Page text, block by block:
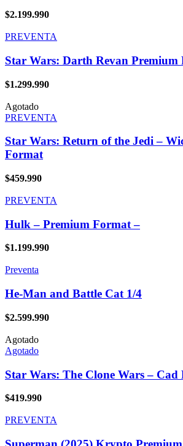
$2.199.990
PREVENTA
Star Wars: Darth Revan Premium
$1.299.990
Agotado
PREVENTA
Star Wars: Return of the Jedi –
Format
$459.990
PREVENTA
Hulk – Premium Format –
$1.199.990
Preventa
He-Man and Battle Cat 1/4
$2.599.990
Agotado
Agotado
Star Wars: The Clone Wars – Cad
$419.990
PREVENTA